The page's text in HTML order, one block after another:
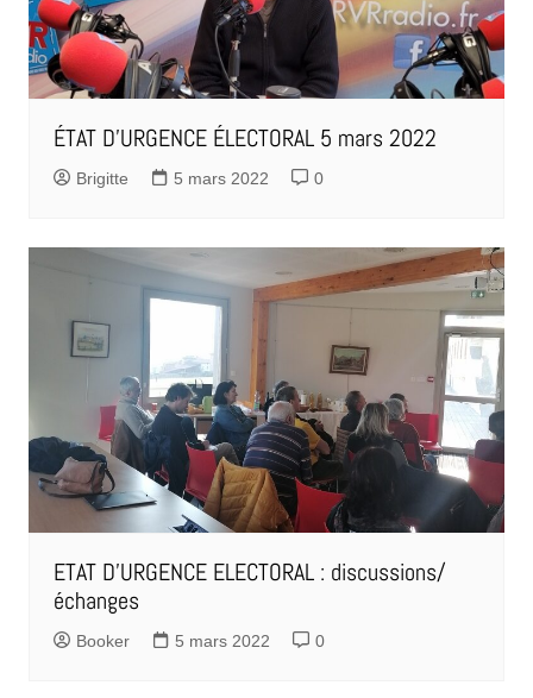
ÉTAT D’URGENCE ÉLECTORAL 5 mars 2022
Brigitte 5 mars 2022 0
ETAT D’URGENCE ELECTORAL : discussions/
échanges
Booker 5 mars 2022 0